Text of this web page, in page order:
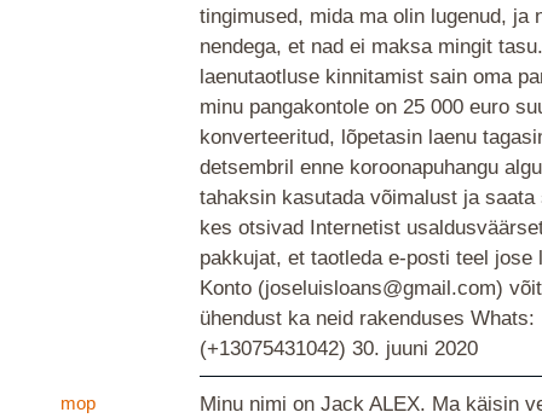
tingimused, mida ma olin lugenud, ja
nendega, et nad ei maksa mingit
laenutaotluse kinnitamist sain oma
minu pangakontole on 25 000 euro
konverteeritud, lõpetasin laenu
detsembril enne koroonapuhangu
tahaksin kasutada võimalust ja saata
kes otsivad Internetist
pakkujat, et taotleda e-posti teel jose
Konto (joseluisloans@gmail.com)
ühendust ka neid rakenduses Whats:
(+13075431042) 30. juuni 2020
mop
Minu nimi on Jack ALEX. Ma käisin